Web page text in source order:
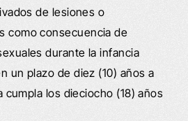
de lesiones o
como consecuencia de
durante la infancia
un plazo de diez (10) años a
los dieciocho (18) años